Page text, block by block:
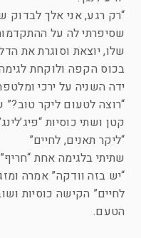
“רק רגע, אני אלך לבדוק
שסיפרתי לה על
שלו, יוצאת וסוגרת את
בכוס הקפה ולוקחת
ידה השניה על ירכי
“רוצה לטעום ליקר
קטן ושתי כוסיות
“ליקר תאנים, לחיים”
שתיתי בלגימה אחת
“יש בזה וודקה” אמרה
לחיים” הקישה כוסיות
הטעם.